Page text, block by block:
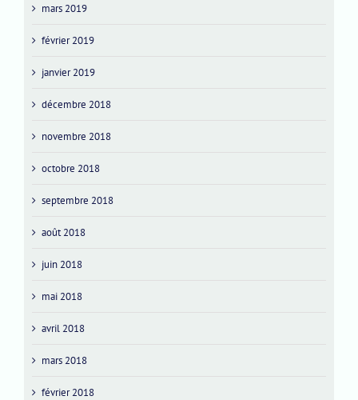
mars 2019
février 2019
janvier 2019
décembre 2018
novembre 2018
octobre 2018
septembre 2018
août 2018
juin 2018
mai 2018
avril 2018
mars 2018
février 2018